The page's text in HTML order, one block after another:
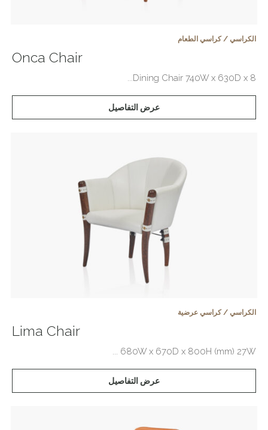
الكراسي / كراسي الطعام
Onca Chair
Dining Chair 740W x 630D x 8...
عرض التفاصيل
الكراسي / كراسي عرضية
Lima Chair
680W x 670D x 800H (mm) 27W ...
عرض التفاصيل